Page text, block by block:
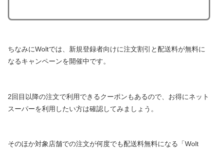
ちなみにWoltでは、新規登録者向けに注文割引と配送料が無料に
なるキャンペーンを開催中です。
2回目以降の注文で利用できるクーポンもあるので、お得にネット
スーパーを利用したい方は確認してみましょう。
そのほか対象店舗での注文が何度でも配送料無料になる「Wolt